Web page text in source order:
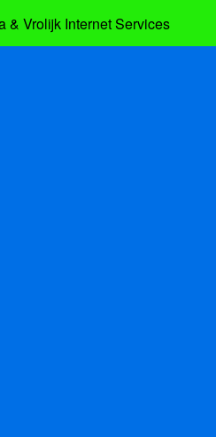
& Vrolijk Internet Services